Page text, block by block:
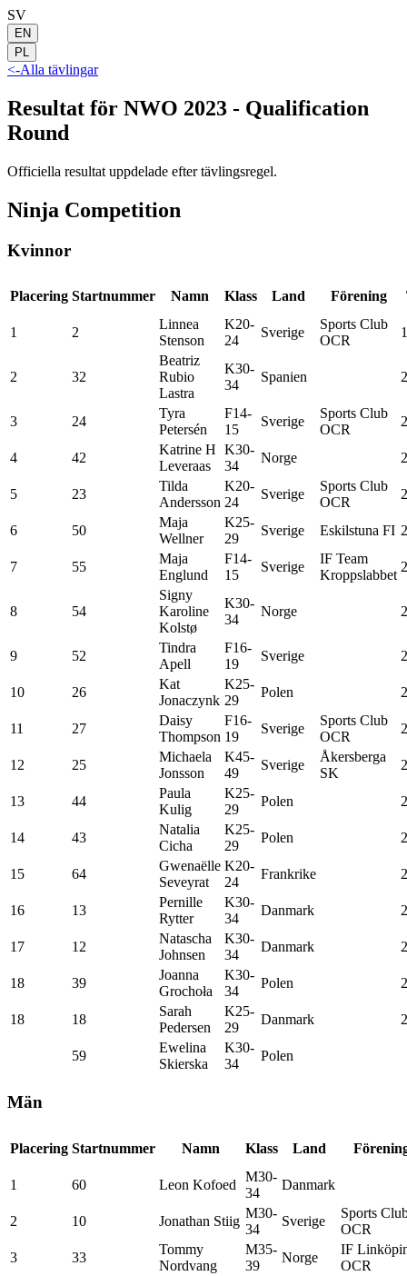
SV
EN
PL
<-Alla tävlingar
Resultat för NWO 2023 - Qualification
Round
Officiella resultat uppdelade efter tävlingsregel.
Ninja Competition
Kvinnor
Placering Startnummer Namn Klass Land Förening
1 2
Linnea
Stenson
K20-
24
Sverige
Sports Club
OCR
2 32
Beatriz
Rubio
Lastra
K30-
34
Spanien
3 24
Tyra
Petersén
F14-
15
Sverige
Sports Club
OCR
4 42
Katrine H
Leveraas
K30-
34
Norge
5 23
Tilda
Andersson
K20-
24
Sverige
Sports Club
OCR
6 50
Maja
Wellner
K25-
29
Sverige Eskilstuna FI
7 55
Maja
Englund
F14-
15
Sverige
IF Team
Kroppslabbet
8 54
Signy
Karoline
Kolstø
K30-
34
Norge
9 52
Tindra
Apell
F16-
19
Sverige
10 26
Kat
Jonaczynk
K25-
29
Polen
11 27
Daisy
Thompson
F16-
19
Sverige
Sports Club
OCR
12 25
Michaela
Jonsson
K45-
49
Sverige
Åkersberga
SK
13 44
Paula
Kulig
K25-
29
Polen
14 43
Natalia
Cicha
K25-
29
Polen
15 64
Gwenaëlle
Seveyrat
K20-
24
Frankrike
16 13
Pernille
Rytter
K30-
34
Danmark
17 12
Natascha
Johnsen
K30-
34
Danmark
18 39
Joanna
Grochoła
K30-
34
Polen
18 18
Sarah
Pedersen
K25-
29
Danmark
59
Ewelina
Skierska
K30-
34
Polen
Män
Placering Startnummer Namn Klass Land
1 60 Leon Kofoed
M30-
34
Danmark
2 10 Jonathan Stiig
M30-
34
Sverige
Sports
OCR
3
33
Tommy
Nordvang
M35-
39
Norge
IF
OCR